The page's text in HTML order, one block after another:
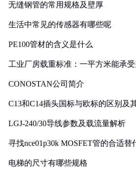
无缝钢管的常用规格及壁厚
生活中常见的传感器有哪些呢
PE100管材的含义是什么
工业厂房载重标准：一平方米能承
CONOSTAN公司简介
C13和C14插头国标与欧标的区别及
LGJ-240/30导线参数及载流量解析
寻找nce01p30k MOSFET管的合适替
电梯的尺寸有哪些规格